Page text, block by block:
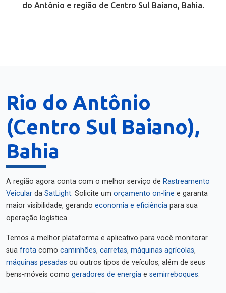
do Antônio e região de Centro Sul Baiano, Bahia.
Rio do Antônio
(Centro Sul Baiano),
Bahia
A região agora conta com o melhor serviço de Rastreamento
Veicular da SatLight. Solicite um orçamento on-line e garanta
maior visibilidade, gerando economia e eficiência para sua
operação logística.
Temos a melhor plataforma e aplicativo para você monitorar
sua frota como caminhões, carretas, máquinas agrícolas,
máquinas pesadas ou outros tipos de veículos, além de seus
bens-móveis como geradores de energia e semirreboques.